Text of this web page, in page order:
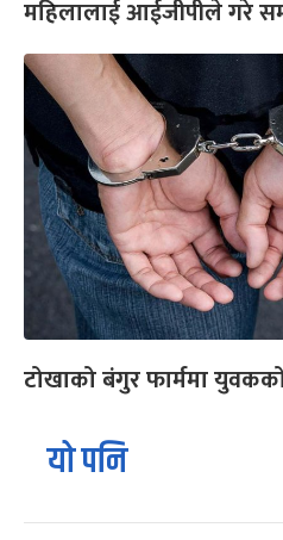
महिलालाई आईजीपीले गरे
टोखाको बंगुर फार्ममा
यो पनि